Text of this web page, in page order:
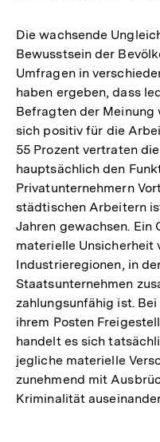
Die wachsende
Bewusstsein der
Umfragen in
haben ergeben, dass
Befragten der Meinung
sich positiv für die
55 Prozent vertraten
hauptsächlich den
Privatunternehmern
städtischen Arbeitern
Jahren gewachsen. Ein
materielle Unsicherheit
Industrieregionen, in
Staatsunternehmen
zahlungsunfähig ist.
ihrem Posten
handelt es sich
jegliche materielle
zunehmend mit
Kriminalität